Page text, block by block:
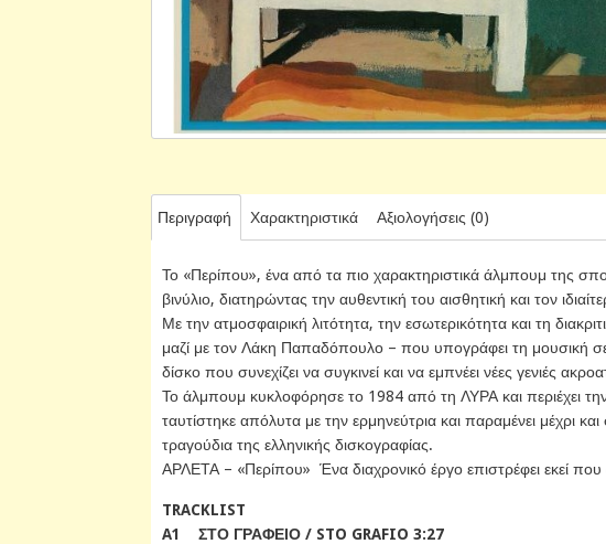
Περιγραφή Χαρακτηριστικά Αξιολογήσεις (0)
Το «Περίπου», ένα από τα πιο χαρακτηριστικά άλμπουμ της
βινύλιο, διατηρώντας την αυθεντική του αισθητική και τον
Με την ατμοσφαιρική λιτότητα, την εσωτερικότητα και τη
μαζί με τον Λάκη Παπαδόπουλο – που υπογράφει τη μουσική
δίσκο που συνεχίζει να συγκινεί και να εμπνέει νέες γενιές
Το άλμπουμ κυκλοφόρησε το 1984 από τη ΛΥΡΑ και περιέχει
ταυτίστηκε απόλυτα με την ερμηνεύτρια και παραμένει μέχρι
τραγούδια της ελληνικής δισκογραφίας.
ΑΡΛΕΤΑ – «Περίπου» Ένα διαχρονικό έργο επιστρέφει εκεί που
TRACKLIST
A1 ΣΤΟ ΓΡΑΦΕΙΟ / STO GRAFIO 3:27